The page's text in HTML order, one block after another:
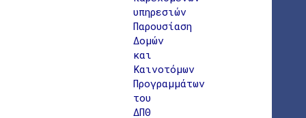
υπηρεσιών
Παρουσίαση
Δομών
και
Καινοτόμων
Προγραμμάτων
του
ΔΠΘ